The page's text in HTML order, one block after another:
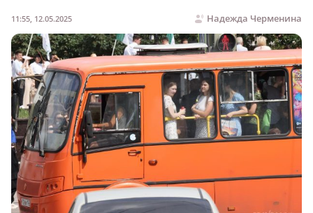
Надежда Черменина
11:55, 12.05.2025